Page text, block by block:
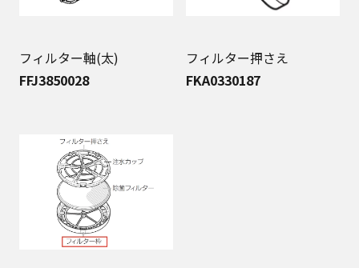
フィルター軸(太)
FFJ3850028
フィルター押さえ
FKA0330187